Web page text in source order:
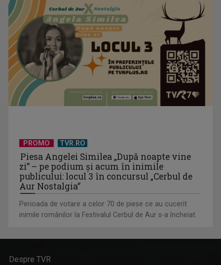
PROMO TVR.RO
Piesa Angelei Similea „După noapte vine
zi” – pe podium şi acum în inimile
publicului: locul 3 în concursul „Cerbul de
Aur Nostalgia”
Perioada de votare a celor 70 de piese ce au cucerit
inimile românilor la Festivalul Cerbul de Aur s-a încheiat.
Despre TVR